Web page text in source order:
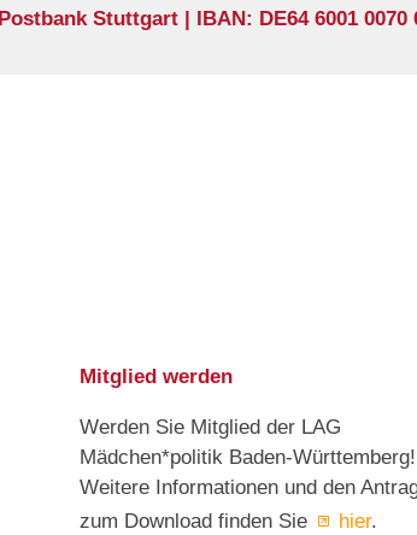
Stuttgart | IBAN: DE64 6001 0070
Mitglied werden
Werden Sie Mitglied der LAG
Mädchen*politik Baden-Württemberg!
Weitere Informationen und den
zum Download finden Sie
hier.